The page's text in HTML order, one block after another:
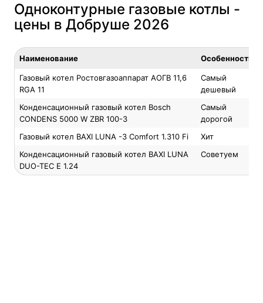
Одноконтурные газовые котлы -
цены в Добруше 2026
Наименование Особенность
Газовый котел Ростовгазоаппарат АОГВ 11,6
RGA 11
Самый
дешевый
Конденсационный газовый котел Bosch
CONDENS 5000 W ZBR 100-3
Самый
дорогой
Газовый котел BAXI LUNA -3 Comfort 1.310 Fi
Хит
Конденсационный газовый котел BAXI LUNA
DUO-TEC E 1.24
Советуем